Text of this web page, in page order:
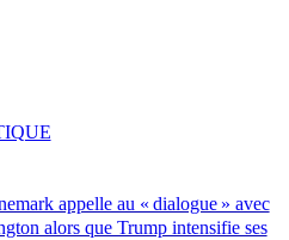
appelle au « dialogue » avec
alors que Trump intensifie ses